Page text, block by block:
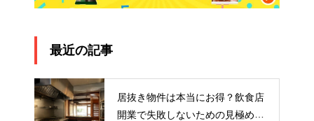
最近の記事
居抜き物件は本当にお得？飲食店
開業で失敗しないための見極め方